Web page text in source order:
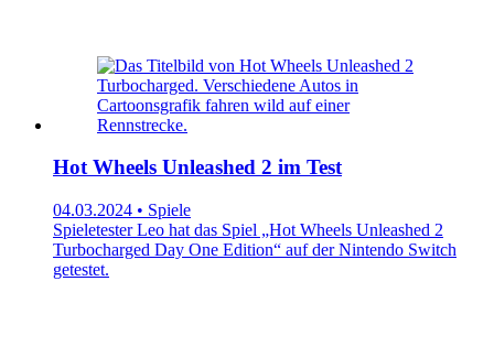
Hot Wheels Unleashed 2 im Test
04.03.2024 • Spiele
Spieletester Leo hat das Spiel „Hot Wheels Unleashed 2
Turbocharged Day One Edition“ auf der Nintendo Switch
getestet.